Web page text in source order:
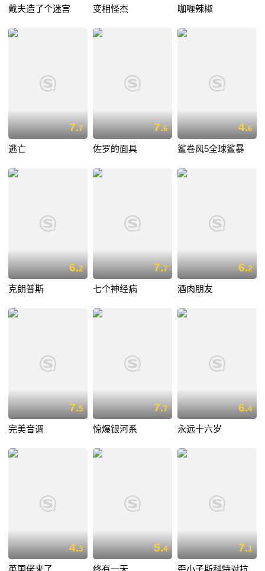
戴夫造了个迷宫 变相怪杰 咖喱辣椒
7.7
逃亡
7.6
佐罗的面具
4.6
鲨卷风5全球鲨暴
6.2
克朗普斯
7.7
七个神经病
6.2
酒肉朋友
7.5
完美音调
7.7
惊爆银河系
6.4
永远十六岁
4.3 5.4 7.1